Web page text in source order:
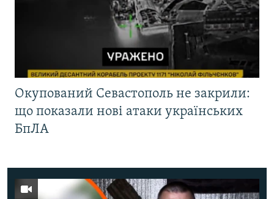
Окупований Севастополь не закрили:
що показали нові атаки українських
БпЛА